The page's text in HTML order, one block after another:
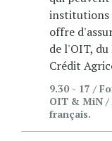
institutions
offre
de l'OIT,
Crédit
9.30 - 17 /
OIT & MiN /
français.